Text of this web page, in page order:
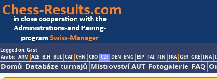
Logged on: Gast
Arabic ARM AZE BIH BUL CAT CHN CRO CZE DEN ENG ESP FAI FIN FRA GER GRE INA
Domů Databáze turnajů Mistrovství AUT Fotogalerie FAQ